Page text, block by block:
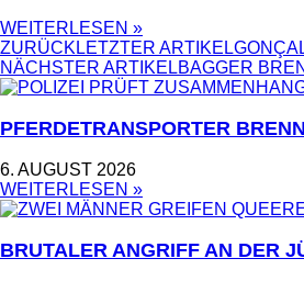
WEITERLESEN »
ZURÜCKLETZTER ARTIKEL
NÄCHSTER ARTIKELBAGGER
PFERDETRANSPORTER
6. AUGUST 2026
WEITERLESEN »
BRUTALER ANGRIFF AN DER